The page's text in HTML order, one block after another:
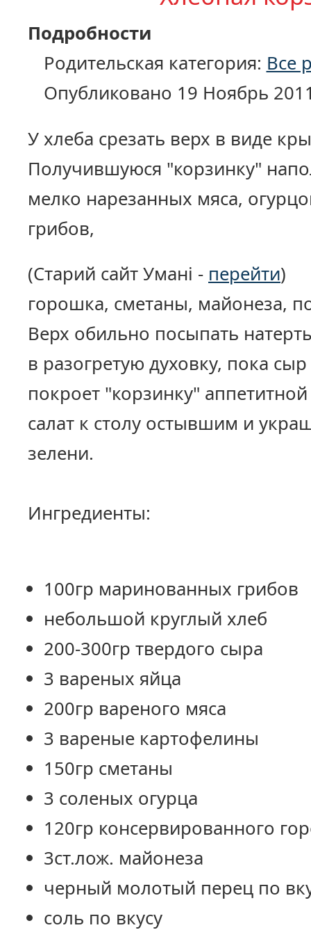
Подробности
Родительская категория: Все
Опубликовано 19 Ноябрь
У хлеба срезать верх в виде
Получившуюся "корзинку"
мелко нарезанных мяса,
грибов,
(Старий сайт Умані - перейти)
горошка, сметаны, майонеза,
Верх обильно посыпать
в разогретую духовку, пока
покроет "корзинку"
салат к столу остывшим и
зелени.
Ингредиенты:
100гр маринованных грибов
небольшой круглый хлеб
200-300гр твердого сыра
3 вареных яйца
200гр вареного мяса
3 вареные картофелины
150гр сметаны
3 соленых огурца
120гр консервированного
3ст.лож. майонеза
черный молотый перец по
соль по вкусу